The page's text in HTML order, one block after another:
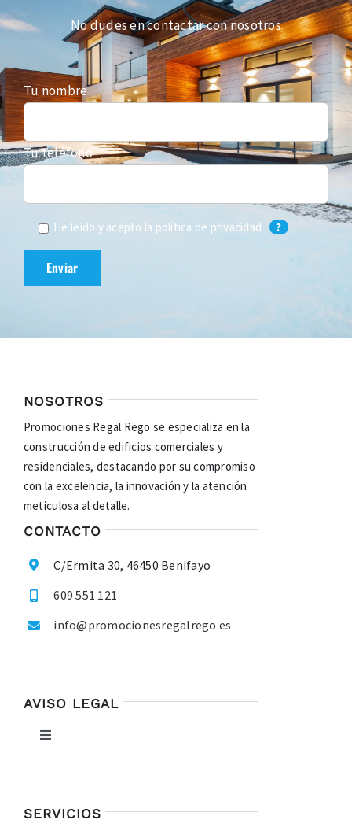
No dudes en contactar con nosotros
Tu nombre
Tu teléfono
He leido y acepto la política de privacidad ?
NOSOTROS
Promociones Regal Rego se especializa en la
construcción de edificios comerciales y
residenciales, destacando por su compromiso
con la excelencia, la innovación y la atención
meticulosa al detalle.
CONTACTO
C/Ermita 30, 46450 Benifayo
609 551 121
info@promocionesregalrego.es
AVISO LEGAL
Toggle
SERVICIOS